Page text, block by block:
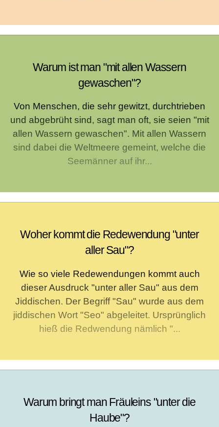
Warum ist man "mit allen Wassern
gewaschen"?
Von Menschen, die sehr gewitzt, durchtrieben
und abgebrüht sind, sagt man oft, sie seien "mit
allen Wassern gewaschen". Mit allen Wassern
sind dabei die Weltmeere gemeint, welche die
Seemänner auf ihr...
Woher kommt die Redewendung "unter
aller Sau"?
Wie so viele Redewendungen kommt auch
dieser Ausdruck "unter aller Sau" aus dem
Jiddischen. Der Begriff "Sau" wurde aus dem
jiddischen Wort "Seo" abgeleitet. Ursprünglich
hieß die Redwendung nämlich "...
Warum bringt man Fräuleins "unter die
Haube"?